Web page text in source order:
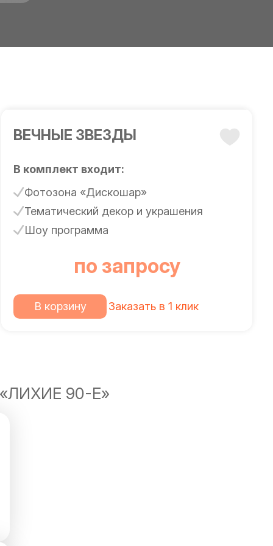
ВЕЧНЫЕ ЗВЕЗДЫ
В комплект входит:
Фотозона «Дискошар»
Тематический декор и украшения
Шоу программа
по запросу
В корзину Заказать в 1 клик
90-Е»